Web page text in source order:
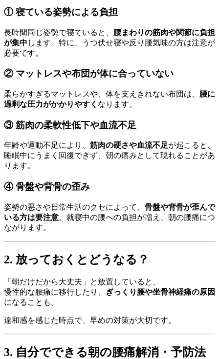
① 寝ている姿勢による負担
長時間同じ姿勢で寝ていると、 腰まわりの筋肉や関節に負担
が集中 します。特に、うつ伏せ寝や反り腰気味の方は注意が
必要です。
② マットレスや布団が体に合っていない
柔らかすぎるマットレスや、体を支えきれない布団は、 腰に
過剰な圧力がかかりやすく なります。
③ 筋肉の柔軟性低下や血流不足
年齢や運動不足により、 筋肉の硬さや血流不足が起こると、
睡眠中にうまく回復できず、朝の痛みとして現れることがあ
ります。
④ 骨盤や背骨の歪み
姿勢の悪さや日常生活のクセによって、 骨盤や背骨が歪んで
いる方は要注意。就寝中の腰への負担が増え、朝の腰痛につ
ながります。
2. 放っておくとどうなる？
「朝だけだから大丈夫」と放置していると、
慢性的な腰痛に移行したり、
ぎっくり腰や坐骨神経痛の原因
になることも。
違和感を感じた時点で、早めの対策が大切です。
3. 自分でできる朝の腰痛解消・予防法